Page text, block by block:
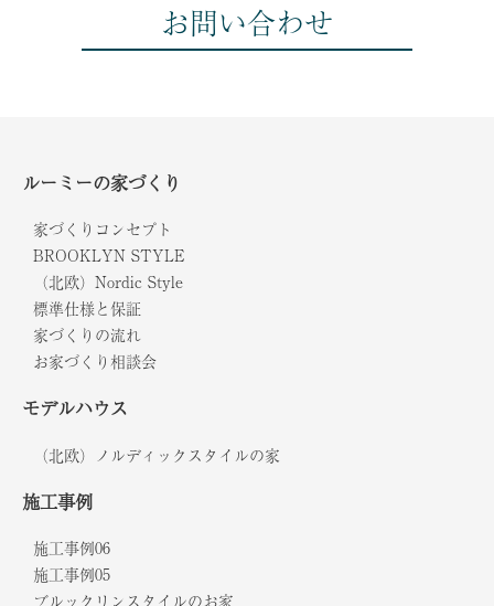
お問い合わせ
ルーミーの家づくり
家づくりコンセプト
BROOKLYN STYLE
（北欧）Nordic Style
標準仕様と保証
家づくりの流れ
お家づくり相談会
モデルハウス
（北欧）ノルディックスタイルの家
施工事例
施工事例06
施工事例05
ブルックリンスタイルのお家